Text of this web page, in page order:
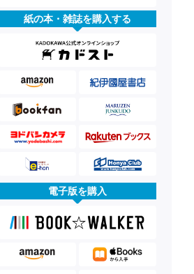
紙の本・雑誌を購入する
電子版を購入